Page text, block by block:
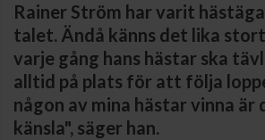
Rainer Ström har varit
talet. Ändå känns det lika
varje gång hans hästar ska
alltid på plats för att följa
någon av mina hästar vinna är
känsla", säger han.